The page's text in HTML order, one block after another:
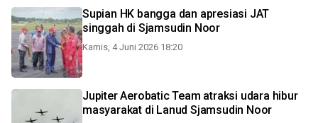
Supian HK bangga dan apresiasi JAT
singgah di Sjamsudin Noor
Kamis, 4 Juni 2026 18:20
Jupiter Aerobatic Team atraksi udara hibur
masyarakat di Lanud Sjamsudin Noor